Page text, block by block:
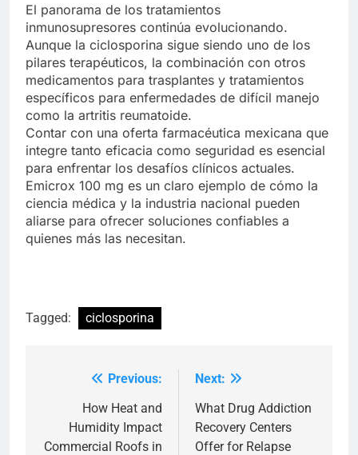
El panorama de los tratamientos
inmunosupresores continúa evolucionando.
Aunque la ciclosporina sigue siendo uno de los
pilares terapéuticos, la combinación con otros
medicamentos para trasplantes y tratamientos
específicos para enfermedades de difícil manejo
como la artritis reumatoide.
Contar con una oferta farmacéutica mexicana que
integre tanto eficacia como seguridad es esencial
para enfrentar los desafíos clínicos actuales.
Emicrox 100 mg es un claro ejemplo de cómo la
ciencia médica y la industria nacional pueden
aliarse para ofrecer soluciones confiables a
quienes más las necesitan.
Tagged: ciclosporina
navigation
Previous:
How Heat and
Humidity Impact
Commercial Roofs in
Next:
What Drug Addiction
Recovery Centers
Offer for Relapse